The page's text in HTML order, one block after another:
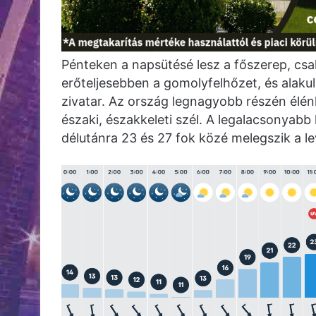
Pénteken a napsütésé lesz a főszerep,
erőteljesebben a gomolyfelhőzet, és
zivatar. Az ország legnagyobb részén
északi, északkeleti szél. A
délutánra 23 és 27 fok közé melegszik a